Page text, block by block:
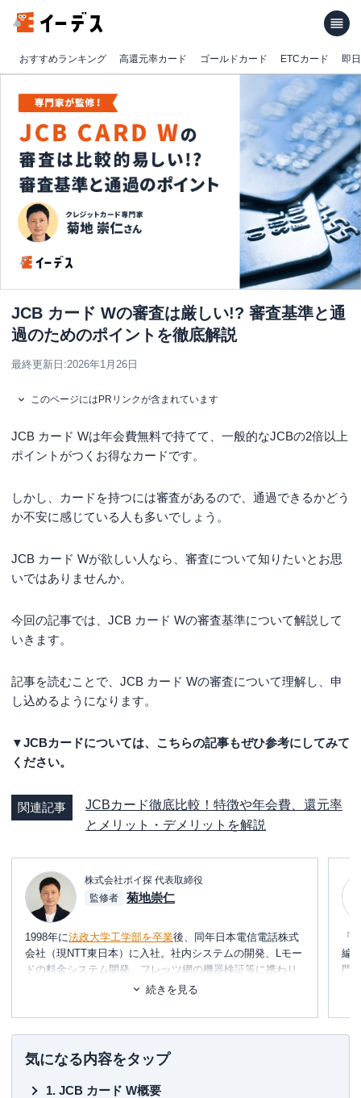
おすすめランキング 高還元率カード ゴールドカード ETCカード 即
JCB カード Wの審査は厳しい!? 審査基準と通
過のためのポイントを徹底解説
最終更新日:2026年1月26日
このページにはPRリンクが含まれています
JCB カード Wは年会費無料で持てて、一般的なJCBの2倍以上
ポイントがつくお得なカードです。
しかし、カードを持つには審査があるので、通過できるかどう
か不安に感じている人も多いでしょう。
JCB カード Wが欲しい人なら、審査について知りたいとお思
いではありませんか。
今回の記事では、JCB カード Wの審査基準について解説して
いきます。
記事を読むことで、JCB カード Wの審査について理解し、申
し込めるようになります。
▼JCBカードについては、こちらの記事もぜひ参考にしてみて
ください。
関連記事
JCBカード徹底比較！特徴や年会費、還元率
とメリット・デメリットを解説
株式会社ポイ探 代表取締役
監修者
菊地崇仁
1998年に法政大学工学部を卒業後、同年日本電信電話株式
会社（現NTT東日本）に入社。社内システムの開発、Lモー
ドの料金システム開発、フレッツ網の機器検証等に携わり
2002年に退社。同年、友人と共に起業し、システムの設
2006年、ポイント交換案内サービス・ポイ探の開発に携わ
り、2011年3月
代表取締役に就任
掲載されているポイントは約230種類。ポイントやマイルを
中立の立場で語れる数少ない専門家として知られる。
続きを見る
「
編
門
め
気になる内容をタップ
JCB カード W概要